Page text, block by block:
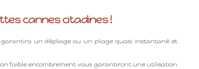
cannes citadines !
un dépliage ou un pliage quasi instantané et
faible encombrement vous garantiront une utilisation